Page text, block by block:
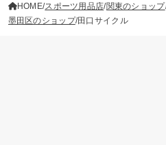
HOME スポーツ用品店 関東のショップ
墨田区のショップ 田口サイクル